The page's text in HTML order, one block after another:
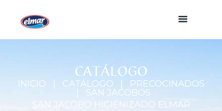
CATÁLOGO
INICIO CATÁLOGO
PRECOCINADOS
SAN JACOBOS
SAN JACOBO HIGIENIZADO ELMAR